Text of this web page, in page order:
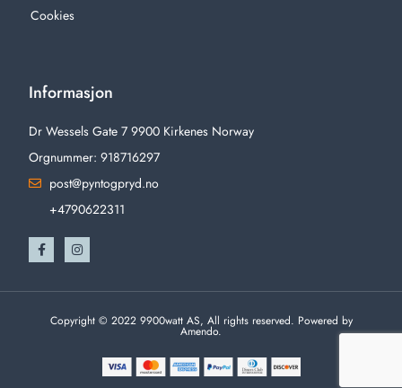
Cookies
Informasjon
Dr Wessels Gate 7 9900 Kirkenes Norway
Orgnummer: 918716297
post@pyntogpryd.no
+4790622311
Copyright © 2022 9900watt AS, All rights reserved. Powered by
Amendo.